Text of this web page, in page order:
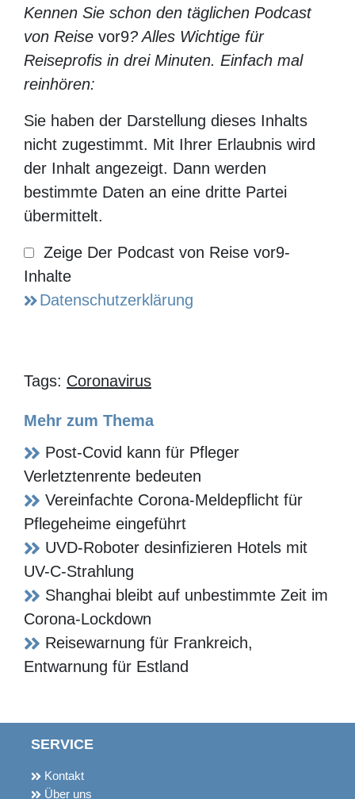
enge Verwandte besuchen, gilt daher
weiter, dass sie sich auf eine zehntägige,
frühestens nach fünf Tagen abzukürzende
Quarantänepflicht einstellen sollten.
Christian Schmicke
Kennen Sie schon den täglichen Podcast
von Reise vor9? Alles Wichtige für
Reiseprofis in drei Minuten. Einfach mal
reinhören:
Sie haben der Darstellung dieses Inhalts nicht
zugestimmt. Mit Ihrer Erlaubnis wird der Inhalt
angezeigt. Dann werden bestimmte Daten an eine
Podcast von
Inhalte
Tags: Coronavirus
Mehr zum Thema
Post-Covid kann für Pfleger
Verletztenrente bedeuten
Vereinfachte Corona-Meldepflicht für
Pflegeheime eingeführt
Shanghai bleibt auf unbestimmte Zeit
Reisewarnung für Frankreich,